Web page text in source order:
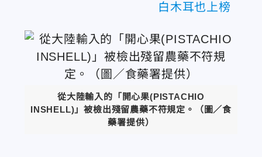
白木耳也上榜
從大陸輸入的「開心果(PISTACHIO
INSHELL)」被檢出殘留農藥不符規定。（圖／食
藥署提供）